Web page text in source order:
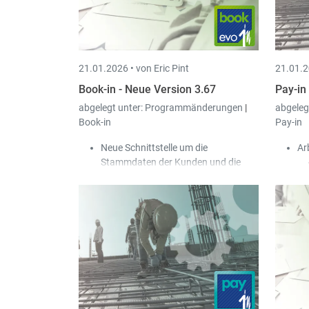
Arbeitgeber kein Geld bezahlen
Diese Krankheitstage werden
546-Tage-Regelung
berücksichtigt. Die Krankheit
der CCSS gemeldet.
Stunden Krankheit“ (HMALNA),
die in der täglichen
werden kann.
21.01.2026 • von Eric Pint
Book-in - Neue Version 3.67
abgelegt unter: Programmänderungen |
Book-in
Neue Schnittstelle um die
Stammdaten der Kunden und die
Digital Workspace (DWS)nach Book-
in Evo zu importieren.
In der Stammdatei der Konten kann
eine Farbe definiert werden; die
Konten werden in den Finanzen in
der hinterlegten Farbe angezeigt.
Die Lose der Kunden-Domizilierungen
sowie Kunden-Rückzahlungen
Pay-
Pay-in